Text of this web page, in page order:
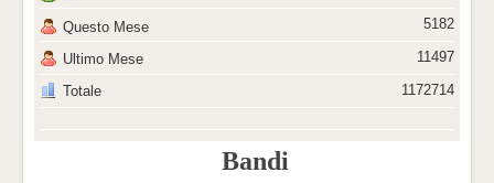
Questo Mese
Ultimo Mese
Totale
5182
11497
1172714
Bandi